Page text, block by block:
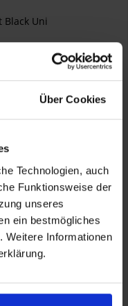
Über Cookies
Technologien, auch
Funktionsweise der
unseres
ein bestmögliches
Weitere Informationen
Black Uni